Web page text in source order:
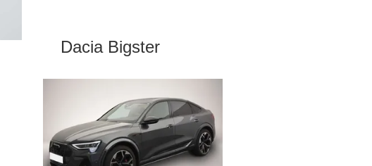
Dacia Bigster